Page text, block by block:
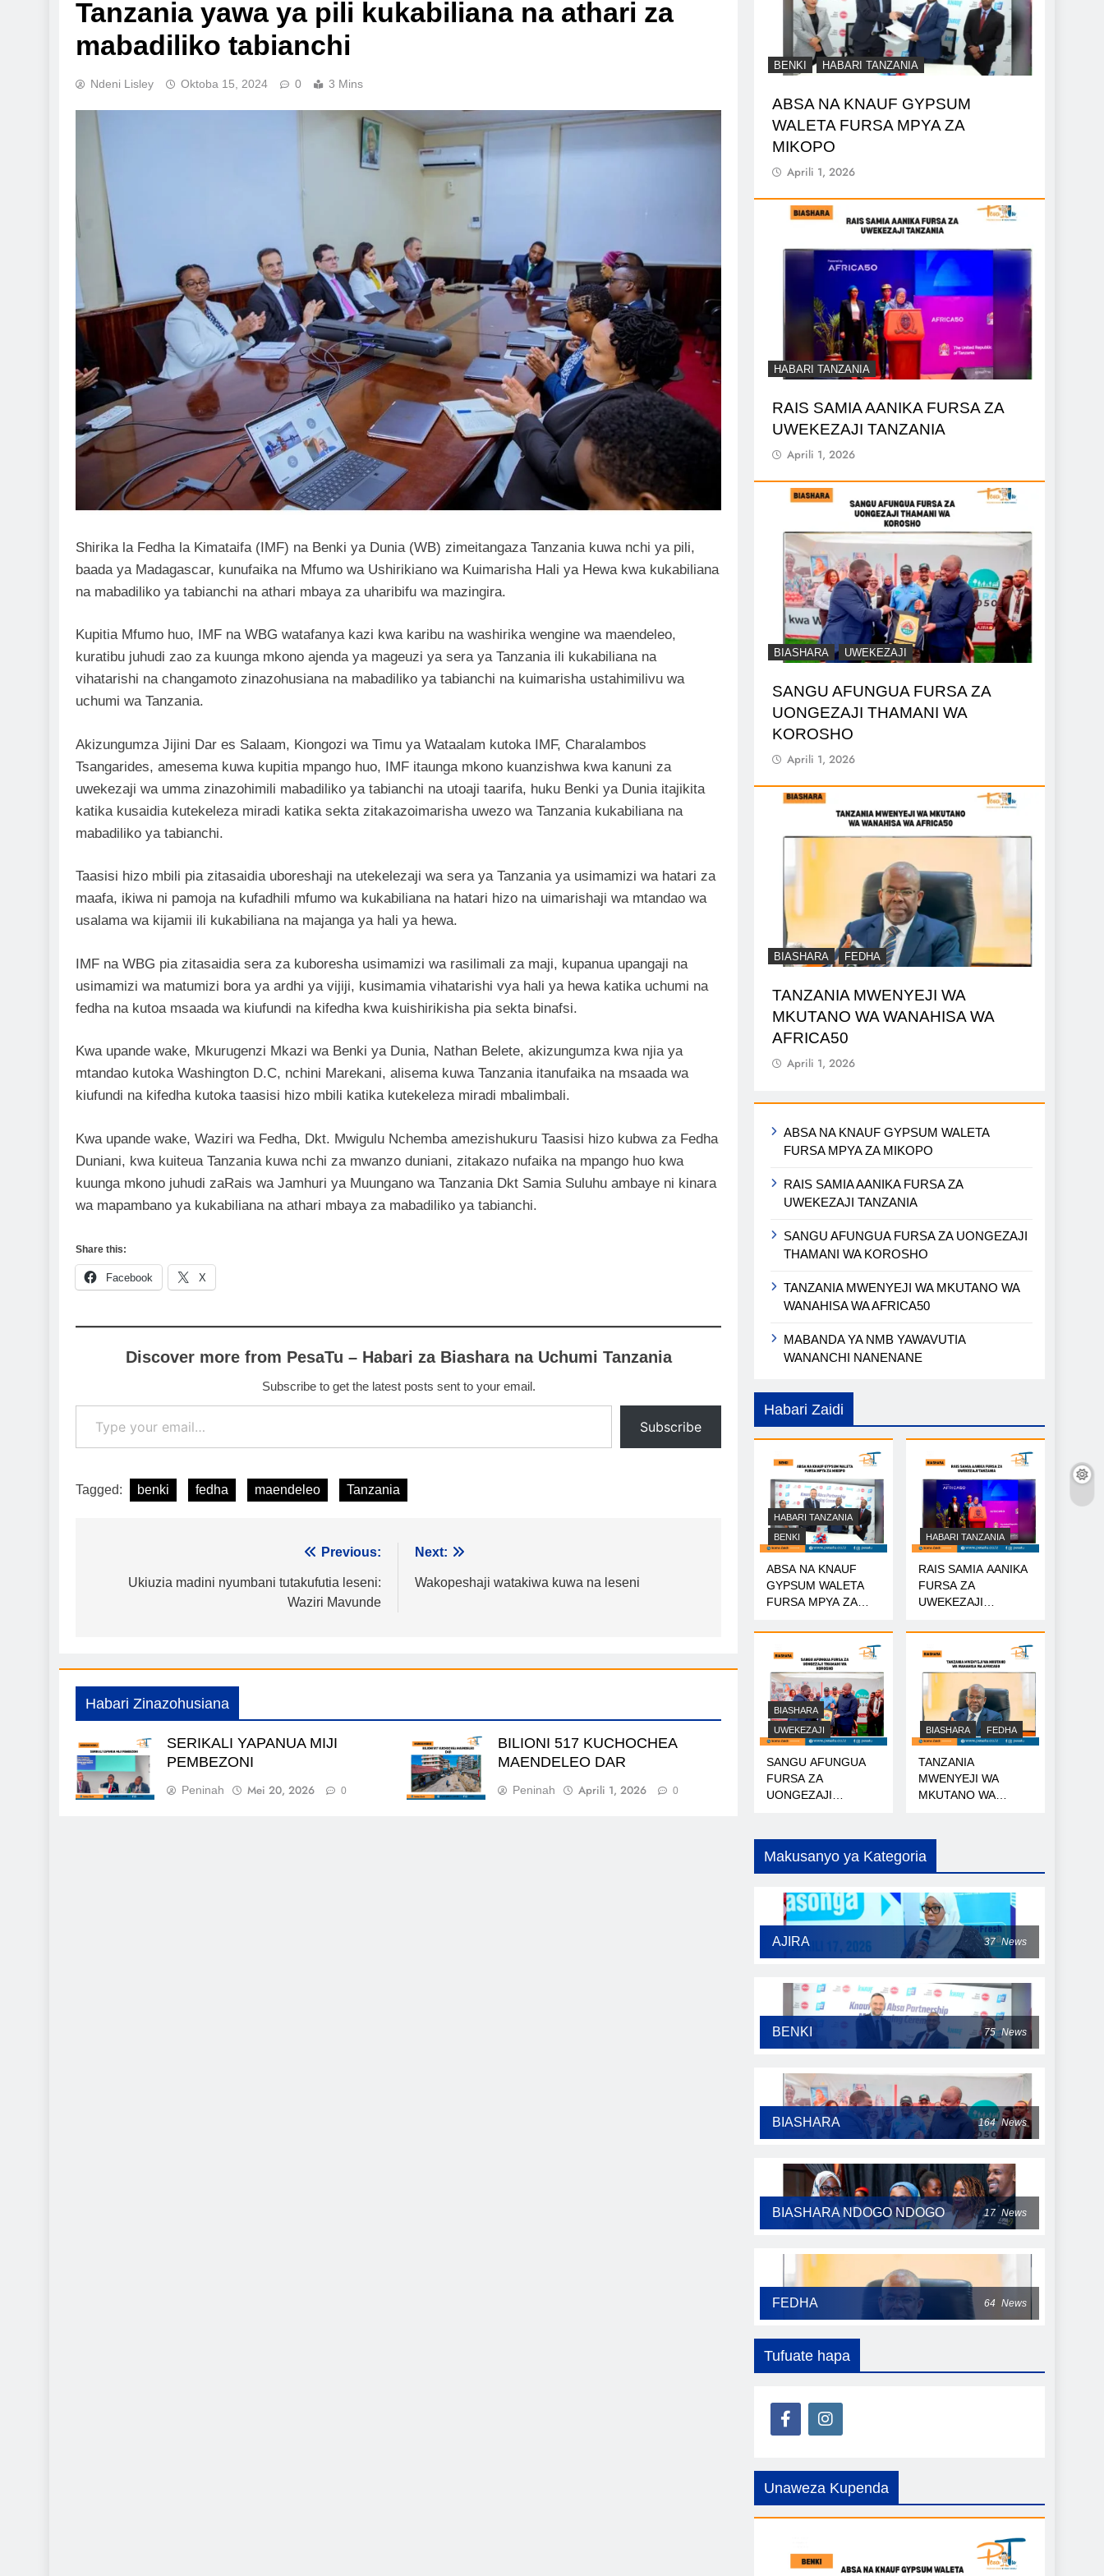
Tanzania yawa ya pili kukabiliana na athari za
mabadiliko tabianchi
Ndeni Lisley Oktoba 15, 2024 0 3 Mins
Shirika la Fedha la Kimataifa (IMF) na Benki ya Dunia (WB) zimeitangaza Tanzania kuwa nchi ya pili,
baada ya Madagascar, kunufaika na Mfumo wa Ushirikiano wa Kuimarisha Hali ya Hewa kwa kukabiliana
na mabadiliko ya tabianchi na athari mbaya za uharibifu wa mazingira.
Kupitia Mfumo huo, IMF na WBG watafanya kazi kwa karibu na washirika wengine wa maendeleo,
kuratibu juhudi zao za kuunga mkono ajenda ya mageuzi ya sera ya Tanzania ili kukabiliana na
vihatarishi na changamoto zinazohusiana na mabadiliko ya tabianchi na kuimarisha ustahimilivu wa
uchumi wa Tanzania.
Akizungumza Jijini Dar es Salaam, Kiongozi wa Timu ya Wataalam kutoka IMF, Charalambos
Tsangarides, amesema kuwa kupitia mpango huo, IMF itaunga mkono kuanzishwa kwa kanuni za
uwekezaji wa umma zinazohimili mabadiliko ya tabianchi na utoaji taarifa, huku Benki ya Dunia itajikita
katika kusaidia kutekeleza miradi katika sekta zitakazoimarisha uwezo wa Tanzania kukabiliana na
mabadiliko ya tabianchi.
Taasisi hizo mbili pia zitasaidia uboreshaji na utekelezaji wa sera ya Tanzania ya usimamizi wa hatari za
maafa, ikiwa ni pamoja na kufadhili mfumo wa kukabiliana na hatari hizo na uimarishaji wa mtandao wa
usalama wa kijamii ili kukabiliana na majanga ya hali ya hewa.
IMF na WBG pia zitasaidia sera za kuboresha usimamizi wa rasilimali za maji, kupanua upangaji na
usimamizi wa matumizi bora ya ardhi ya vijiji, kusimamia vihatarishi vya hali ya hewa katika uchumi na
fedha na kutoa msaada wa kiufundi na kifedha kwa kuishirikisha pia sekta binafsi.
Kwa upande wake, Mkurugenzi Mkazi wa Benki ya Dunia, Nathan Belete, akizungumza kwa njia ya
mtandao kutoka Washington D.C, nchini Marekani, alisema kuwa Tanzania itanufaika na msaada wa
kiufundi na kifedha kutoka taasisi hizo mbili katika kutekeleza miradi mbalimbali.
Kwa upande wake, Waziri wa Fedha, Dkt. Mwigulu Nchemba amezishukuru Taasisi hizo kubwa za Fedha
Duniani, kwa kuiteua Tanzania kuwa nchi za mwanzo duniani, zitakazo nufaika na mpango huo kwa
kuunga mkono juhudi zaRais wa Jamhuri ya Muungano wa Tanzania Dkt Samia Suluhu ambaye ni kinara
wa mapambano ya kukabiliana na athari mbaya za mabadiliko ya tabianchi.
Share this:
Facebook X
Discover more from PesaTu – Habari za Biashara na Uchumi Tanzania
Subscribe to get the latest posts sent to your email.
Type your email…
Subscribe
Tagged: benki fedha maendeleo Tanzania
Previous:
Ukiuzia madini nyumbani tutakufutia leseni:
Waziri Mavunde
Next:
Wakopeshaji watakiwa kuwa na leseni
Habari Zinazohusiana
SERIKALI YAPANUA MIJI
PEMBEZONI
Peninah Mei 20, 2026 0
BILIONI 517 KUCHOCHEA
MAENDELEO DAR
Peninah Aprili 1, 2026 0
BENKI HABARI TANZANIA
ABSA NA KNAUF GYPSUM
WALETA FURSA MPYA ZA
MIKOPO
Aprili 1, 2026
HABARI TANZANIA
RAIS SAMIA AANIKA FURSA ZA
UWEKEZAJI TANZANIA
Aprili 1, 2026
BIASHARA UWEKEZAJI
SANGU AFUNGUA FURSA ZA
UONGEZAJI THAMANI WA
KOROSHO
Aprili 1, 2026
BIASHARA FEDHA
TANZANIA MWENYEJI WA
MKUTANO WA WANAHISA WA
AFRICA50
Aprili 1, 2026
ABSA NA KNAUF GYPSUM WALETA
FURSA MPYA ZA MIKOPO
RAIS SAMIA AANIKA FURSA ZA
UWEKEZAJI TANZANIA
SANGU AFUNGUA FURSA ZA UONGEZAJI
THAMANI WA KOROSHO
TANZANIA MWENYEJI WA MKUTANO WA
WANAHISA WA AFRICA50
MABANDA YA NMB YAWAVUTIA
WANANCHI NANENANE
Habari Zaidi
HABARI TANZANIA
BENKI
ABSA NA KNAUF
GYPSUM WALETA
FURSA MPYA ZA
HABARI TANZANIA
RAIS SAMIA AANIKA
FURSA ZA
UWEKEZAJI
BIASHARA
UWEKEZAJI
SANGU AFUNGUA
FURSA ZA
UONGEZAJI
BIASHARA FEDHA
TANZANIA
MWENYEJI WA
MKUTANO WA
Makusanyo ya Kategoria
AJIRA 37 News
BENKI 75 News
BIASHARA 164 News
BIASHARA NDOGO NDOGO 17 News
FEDHA 64 News
Tufuate hapa
Unaweza Kupenda